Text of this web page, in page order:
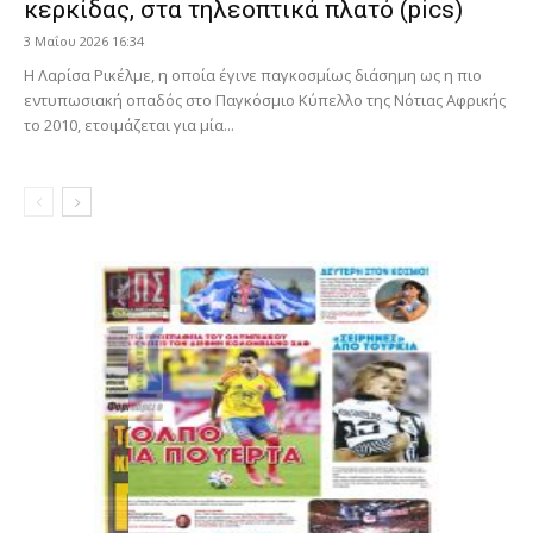
κερκίδας, στα τηλεοπτικά πλατό (pics)
3 Μαΐου 2026 16:34
Η Λαρίσα Ρικέλμε, η οποία έγινε παγκοσμίως διάσημη ως η πιο
εντυπωσιακή οπαδός στο Παγκόσμιο Κύπελλο της Νότιας Αφρικής
το 2010, ετοιμάζεται για μία...